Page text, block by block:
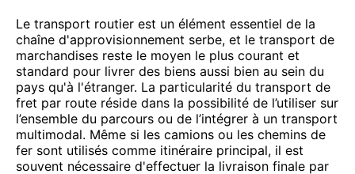
Le transport routier est un élément essentiel de la
chaîne d'approvisionnement serbe, et le transport de
marchandises reste le moyen le plus courant et
standard pour livrer des biens aussi bien au sein du
pays qu'à l'étranger. La particularité du transport de
fret par route réside dans la possibilité de l’utiliser sur
l’ensemble du parcours ou de l’intégrer à un transport
multimodal. Même si les camions ou les chemins de
fer sont utilisés comme itinéraire principal, il est
souvent nécessaire d'effectuer la livraison finale par